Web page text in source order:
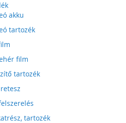
akku
tartozék
film
tartozék
tartozék